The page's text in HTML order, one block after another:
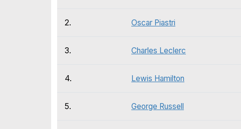
2. Oscar Piastri
3. Charles Leclerc
4. Lewis Hamilton
5. George Russell